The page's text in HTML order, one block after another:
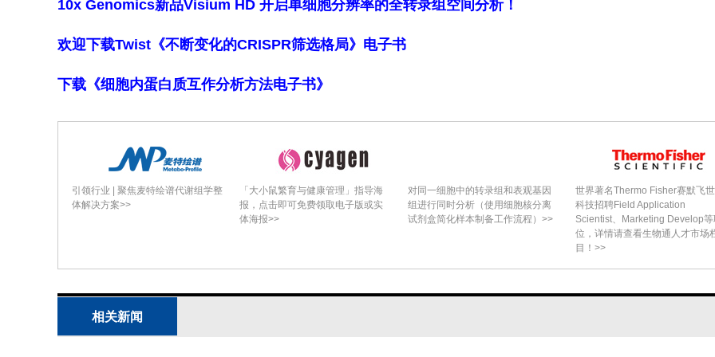
SCR2以及一个出口。排气气和进气口均位于系统的侧面，两者都可以进行周向旋转，从而提
高了安装灵活性。模块化设计还支持快速更换或维护特定组件。
为U形后处理系统设计了四种混合器配置，如图2所示。
有用于破坏和引导尿素喷射的叶片阵列，而穿孔挡板则包含一系列圆形孔，以促进尿素与废气
均匀性是一个关键指标，它影响和评估SCR后处理系统的性能。非均匀的流速分布表明基材
某些区域流速过高或过低，从而影响基材的利用效率。同样，氨气（NH?）分布不均匀会导致
10x Genomics新品Visium HD 开启单细胞分辨率的全转录组空间分析！
欢迎下载Twist《不断变化的CRISPR筛选格局》电子书
下载《细胞内蛋白质互作分析方法电子书》
引领行业 | 聚焦麦特绘谱代谢组学整
体解决方案>>
「大小鼠繁育与健康管理」指导海
报，点击即可免费领取电子版或实
体海报>>
对同一细胞中的转录组和表观基因
组进行同时分析（使用细胞核分离
试剂盒简化样本制备工作流程）>>
世界著名Thermo Fisher赛默飞
科技招聘Field Application
Scientist、Marketing Develop等
位，详情请查看生物通人才市场
目！>>
相关新闻